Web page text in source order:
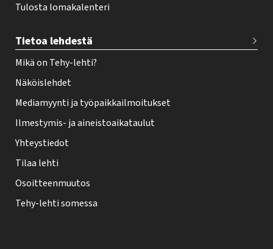
Tulosta lomakalenteri
Tietoa lehdestä
Mikä on Tehy-lehti?
Näköislehdet
Mediamyynti ja työpaikkailmoitukset
Ilmestymis- ja aineistoaikataulut
Yhteystiedot
Tilaa lehti
Osoitteenmuutos
Tehy-lehti somessa